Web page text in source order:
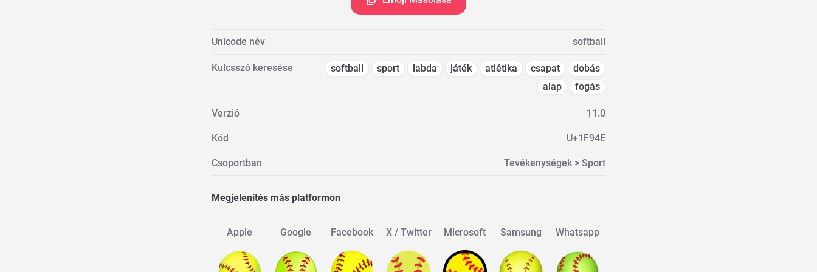
Unicode név softball
Kulcsszó keresése softball sport labda játék atlétika csapat
dobás
alap
fogás
Verzió 11.0
Kód U+1F94E
Csoportban Tevékenységek > Sport
Megjelenítés más platformon
Apple Google Facebook X / Twitter Microsoft Samsung Whatsapp